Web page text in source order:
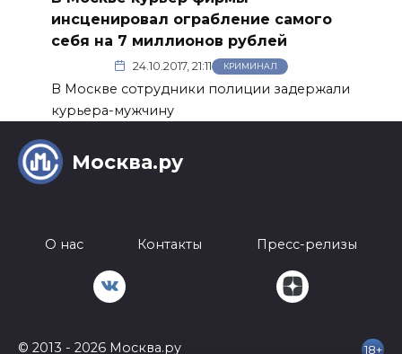
инсценировал ограбление самого
себя на 7 миллионов рублей
24.10.2017, 21:11 КРИМИНАЛ
В Москве сотрудники полиции задержали
курьера-мужчину
Москва.ру
О нас Контакты Пресс-релизы
© 2013 - 2026 Москва.ру 18+